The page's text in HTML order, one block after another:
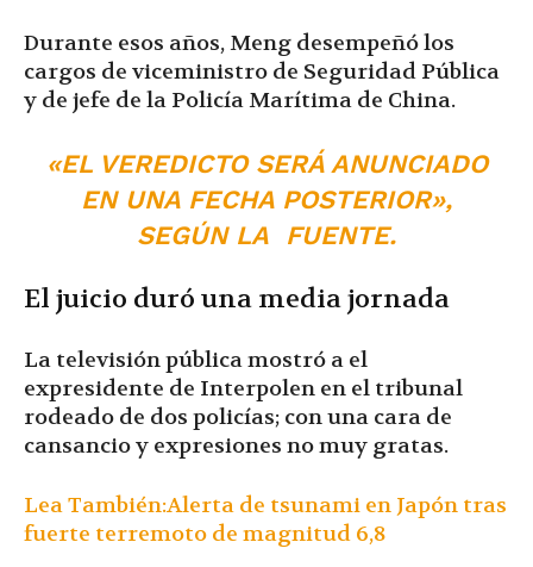
Durante esos años, Meng desempeñó los
cargos de viceministro de Seguridad Pública
y de jefe de la Policía Marítima de China.
«EL VEREDICTO SERÁ ANUNCIADO
EN UNA FECHA POSTERIOR»,
SEGÚN LA FUENTE.
El juicio duró una media jornada
La televisión pública mostró a el
expresidente de Interpolen en el tribunal
rodeado de dos policías; con una cara de
cansancio y expresiones no muy gratas.
Lea También:Alerta de tsunami en Japón tras
fuerte terremoto de magnitud 6,8